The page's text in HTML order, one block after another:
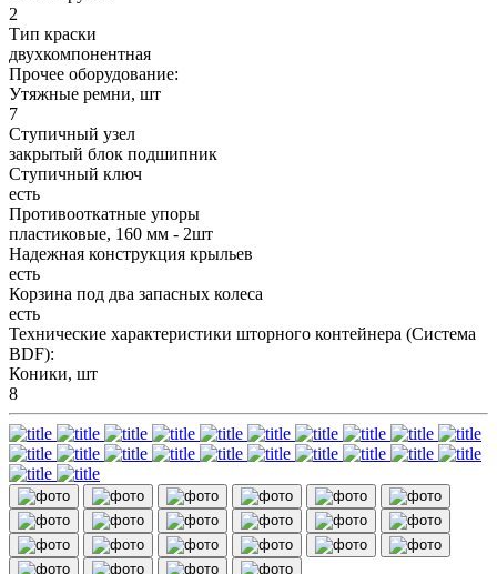
2
Тип краски
двухкомпонентная
Прочее оборудование:
Утяжные ремни, шт
7
Ступичный узел
закрытый блок подшипник
Ступичный ключ
есть
Противооткатные упоры
пластиковые, 160 мм - 2шт
Надежная конструкция крыльев
есть
Корзина под два запасных колеса
есть
Технические характеристики шторного контейнера (Система
BDF):
Коники, шт
8